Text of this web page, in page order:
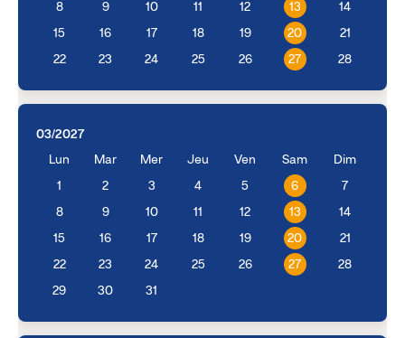
8 9 10 11 12 13 14
15 16 17 18 19 20 21
22 23 24 25 26 27 28
03/2027
Lun
Mar Mer Jeu Ven Sam Dim
1 2 3 4 5 6 7
8 9 10 11 12 13 14
15 16 17 18 19 20 21
22 23 24 25 26 27 28
29 30 31